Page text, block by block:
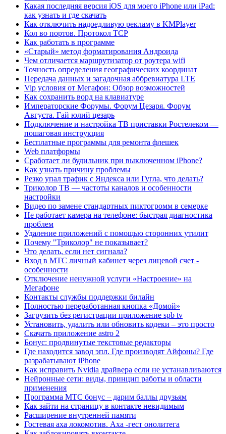
Какая последняя версия iOS для моего iPhone или iPad:
как узнать и где скачать
Как отключить надоедливую рекламу в KMPlayer
Кол во портов. Протокол TCP
Как работать в программе
«Старый» метод форматирования Андроида
Чем отличается маршрутизатор от роутера wifi
Точность определения географических координат
Передача данных и загадочная аббревиатура LTE
Vip условия от Мегафон: Обзор возможностей
Как сохранить ворд на клавиатуре
Императорские Форумы. Форум Цезаря. Форум
Августа. Гай юлий цезарь
Подключение и настройка ТВ приставки Ростелеком —
пошаговая инструкция
Бесплатные программы для ремонта флешек
Web платформы
Сработает ли будильник при выключенном iPhone?
Как узнать причину проблемы
Резко упал трафик с Яндекса или Гугла, что делать?
Триколор ТВ — частоты каналов и особенности
настройки
Видео по замене стандартных пиктогромм в семерке
Не работает камера на телефоне: быстрая диагностика
проблем
Удаление приложений с помощью сторонних утилит
Почему "Триколор" не показывает?
Что делать, если нет сигнала?
Вход в МТС личный кабинет через лицевой счет -
особенности
Отключение ненужной услуги «Настроение» на
Мегафоне
Контакты службы поддержки билайн
Полностью переработанная кнопка «Домой»
Загрузить без регистрации приложение spb tv
Установить, удалить или обновить кодеки – это просто
Скачать приложение astro 2
Бонус: продвинутые текстовые редакторы
Где находится завод эпл. Где производят Айфоны? Где
разрабатывают iPhone
Как исправить Nvidia драйвера если не устанавливаются
Нейронные сети: виды, принцип работы и области
применения
Программа МТС бонус – дарим баллы друзьям
Как зайти на страницу в контакте невидимым
Расширение внутренней памяти
Гостевая аха локомотив. Аха -гест онолитега